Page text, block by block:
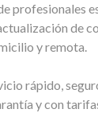
profesionales
de
y remota.
rápido,
y con